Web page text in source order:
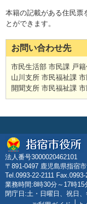
本籍の記載がある住民票
とができます。
お問い合わせ先
市民生活部 市民課 戸
山川支所 市民福祉課
開聞支所 市民福祉課
法人番号3000020462101
〒891-0497 鹿児島県指宿
Tel.0993-22-2111
業務時間:8時30分～17時15
閉庁日:土・日曜日、祝日